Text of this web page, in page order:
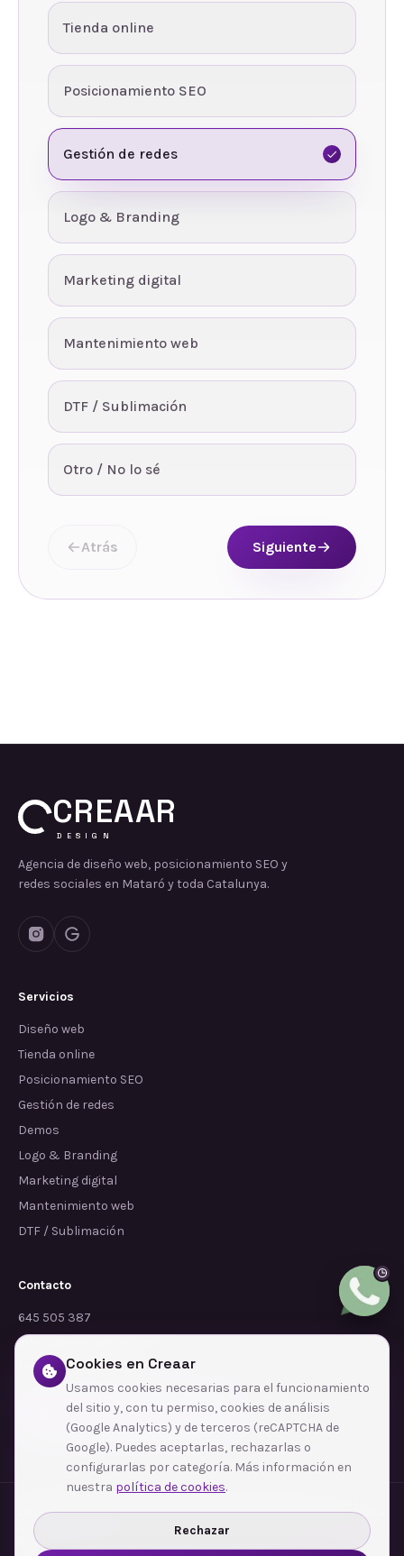
Tienda online
Posicionamiento SEO
Gestión de redes
Logo & Branding
Marketing digital
Mantenimiento web
DTF / Sublimación
Otro / No lo sé
Atrás Siguiente
CREAAR
DESIGN
Agencia de diseño web, posicionamiento SEO y
redes sociales en Mataró y toda Catalunya.
Servicios
Diseño web
Tienda online
Posicionamiento SEO
Gestión de redes
Demos
Logo & Branding
Marketing digital
Mantenimiento web
DTF / Sublimación
Contacto
645 505 387
info@dependalium.com
Mataró (Barcelona)
Déjanos tu reseña en Google
Zonas de cobertura·Barcelona·L'Hospitalet de Llobregat·Terrassa·Badalona
Sabadell
Santa Coloma de Gramenet
Ver todas las zonas →
Cookies en Creaar
Usamos cookies necesarias para el funcionamiento
del sitio y, con tu permiso, cookies de análisis
(Google Analytics) y de terceros (reCAPTCHA de
Google). Puedes aceptarlas, rechazarlas o
configurarlas por categoría. Más información en
nuestra política de cookies.
Rechazar